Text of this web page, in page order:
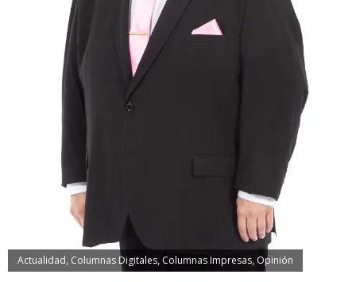
Actualidad Columnas Digitales, Columnas Impresas, Opinión